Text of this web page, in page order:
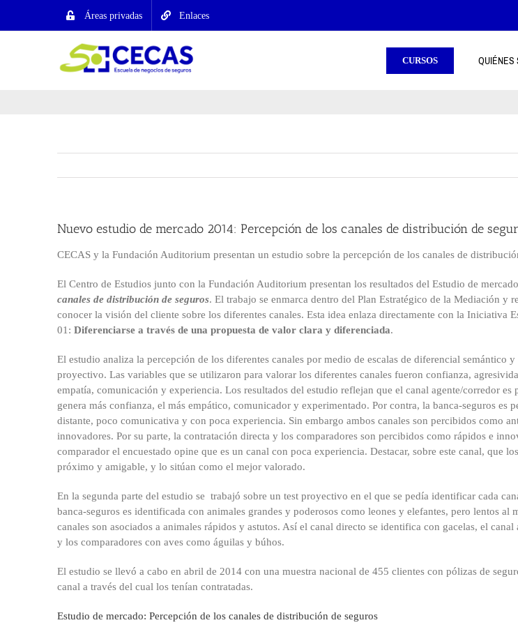
Áreas privadas Enlaces
CURSOS QUIÉNES
Nuevo estudio de mercado 2014: Percepción de los canales de distribución de
CECAS y la Fundación Auditorium presentan un estudio sobre la percepción de los canales de
El Centro de Estudios junto con la Fundación Auditorium presentan los resultados del Estudio de
canales de distribución de seguros. El trabajo se enmarca dentro del Plan Estratégico de la Mediación y
conocer la visión del cliente sobre los diferentes canales. Esta idea enlaza directamente con la Iniciativa
01: Diferenciarse a través de una propuesta de valor clara y diferenciada.
El estudio analiza la percepción de los diferentes canales por medio de escalas de diferencial semántico y
proyectivo. Las variables que se utilizaron para valorar los diferentes canales fueron confianza,
empatía, comunicación y experiencia. Los resultados del estudio reflejan que el canal agente/corredor es
genera más confianza, el más empático, comunicador y experimentado. Por contra, la banca-seguros es
distante, poco comunicativa y con poca experiencia. Sin embargo ambos canales son percibidos como
innovadores. Por su parte, la contratación directa y los comparadores son percibidos como rápidos e
comparador el encuestado opine que es un canal con poca experiencia. Destacar, sobre este canal, que
próximo y amigable, y lo sitúan como el mejor valorado.
En la segunda parte del estudio se trabajó sobre un test proyectivo en el que se pedía identificar cada
banca-seguros es identificada con animales grandes y poderosos como leones y elefantes, pero lentos al
canales son asociados a animales rápidos y astutos. Así el canal directo se identifica con gacelas, el
y los comparadores con aves como águilas y búhos.
El estudio se llevó a cabo en abril de 2014 con una muestra nacional de 455 clientes con pólizas de
canal a través del cual los tenían contratadas.
Estudio de mercado: Percepción de los canales de distribución de seguros